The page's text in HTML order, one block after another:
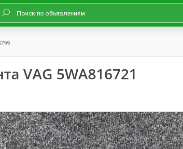
VAG 5WA816721